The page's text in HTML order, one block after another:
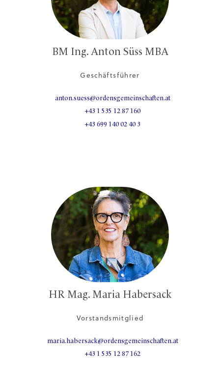
BM Ing. Anton Süss MBA
Geschäftsführer
anton.suess@ordensgemeinschaften.at
+43 1 535 12 87 160
+43 699 140 02 40 3
HR Mag. Maria Habersack
Vorstandsmitglied
maria.habersack@ordensgemeinschaften.at
+43 1 535 12 87 162